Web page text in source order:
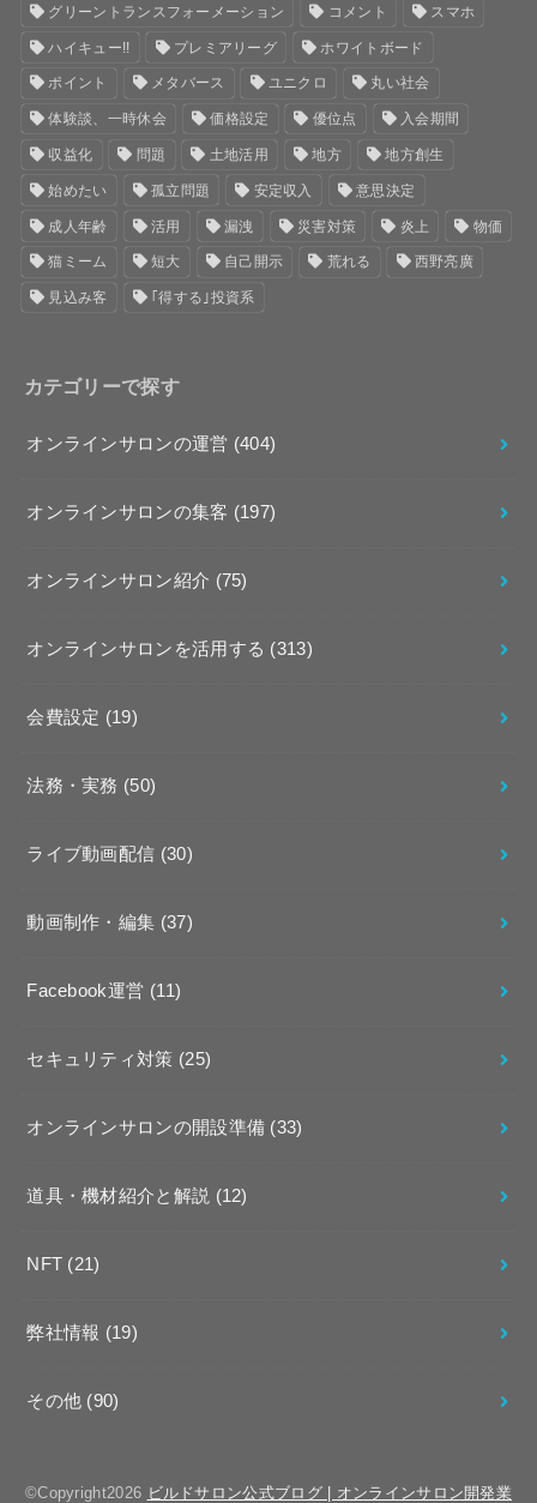
グリーントランスフォーメーション コメント スマホ
ハイキュー!! プレミアリーグ ホワイトボード
ポイント メタバース ユニクロ 丸い社会
体験談、一時休会 価格設定 優位点 入会期間
収益化 問題 土地活用 地方 地方創生
始めたい 孤立問題 安定収入 意思決定
成人年齢 活用 漏洩 災害対策 炎上 物価
猫ミーム 短大 自己開示 荒れる 西野亮廣
見込み客 ｢得する｣投資系
カテゴリーで探す
オンラインサロンの運営 (404)
オンラインサロンの集客 (197)
オンラインサロン紹介 (75)
オンラインサロンを活用する (313)
会費設定 (19)
法務・実務 (50)
ライブ動画配信 (30)
動画制作・編集 (37)
Facebook運営 (11)
セキュリティ対策 (25)
オンラインサロンの開設準備 (33)
道具・機材紹介と解説 (12)
NFT (21)
弊社情報 (19)
その他 (90)
©Copyright2026 ビルドサロン公式ブログ | オンラインサロン開発業